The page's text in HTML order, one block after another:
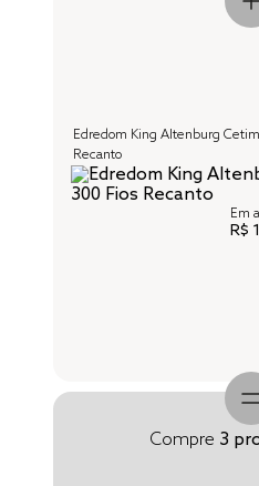
Edredom King Altenburg
Recanto
Em
R$
Compre 3